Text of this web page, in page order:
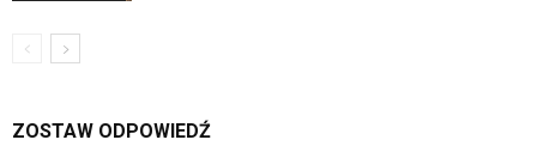
ZOSTAW ODPOWIEDŹ